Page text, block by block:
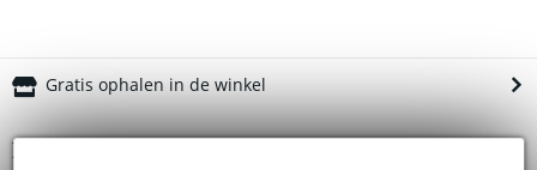
Gratis ophalen in de winkel
Productinformatie